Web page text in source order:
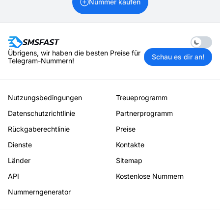
Nummer kaufen
Enable
Übrigens, wir haben die besten Preise für
Telegram-Nummern!
Schau es dir an!
Nutzungsbedingungen
Treueprogramm
Datenschutzrichtlinie
Partnerprogramm
Rückgaberechtlinie
Preise
Dienste
Kontakte
Länder
Sitemap
API
Kostenlose Nummern
Nummerngenerator